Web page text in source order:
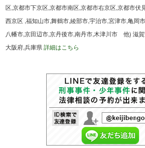
区,京都市下京区,京都市南区,京都市右京区,京都市伏
西京区 ,福知山市,舞鶴市,綾部市,宇治市,宮津市,亀岡
八幡市,京田辺市,京丹後市,南丹市,木津川市 他) 滋
大阪府,兵庫県詳細はこちら